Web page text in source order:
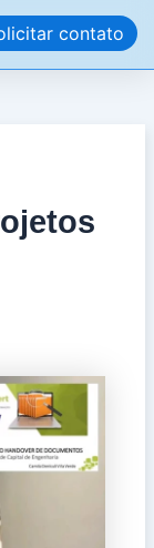
contato